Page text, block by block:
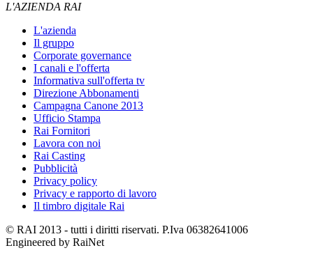
L'AZIENDA RAI
L'azienda
Il gruppo
Corporate governance
I canali e l'offerta
Informativa sull'offerta tv
Direzione Abbonamenti
Campagna Canone 2013
Ufficio Stampa
Rai Fornitori
Lavora con noi
Rai Casting
Pubblicità
Privacy policy
Privacy e rapporto di lavoro
Il timbro digitale Rai
© RAI 2013 - tutti i diritti riservati. P.Iva 06382641006
Engineered by RaiNet